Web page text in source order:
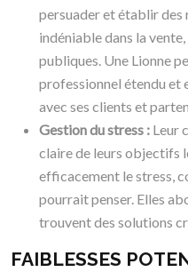
persuader et établir des
indéniable dans la
publiques. Une Lionne
professionnel étendu et
avec ses clients et
Gestion du stress : Leur
claire de leurs objectifs
efficacement le stress,
pourrait penser. Elles
trouvent des solutions
FAIBLESSES